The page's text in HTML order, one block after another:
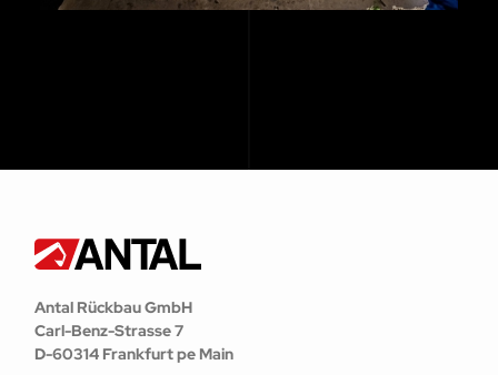
Antal Rückbau GmbH
Carl-Benz-Strasse 7
D-60314 Frankfurt pe Main